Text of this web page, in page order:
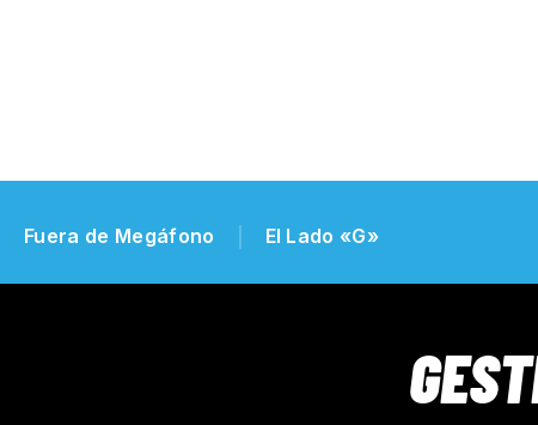
Fuera de Megáfono El Lado «G»